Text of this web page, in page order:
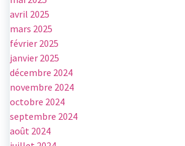
avril 2025
mars 2025
février 2025
janvier 2025
décembre 2024
novembre 2024
octobre 2024
septembre 2024
août 2024